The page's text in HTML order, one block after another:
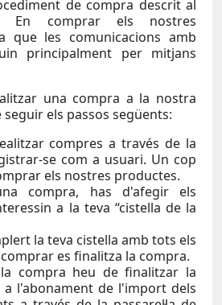
de compra descrit al
En comprar els nostres
que les comunicacions amb
principalment per mitjans
una compra a la nostra
els passos següents:
compres a través de la
se com a usuari. Un cop
els nostres productes.
compra, has d'afegir els
a la teva “cistella de la
la teva cistella amb tots els
es finalitza la compra.
compra heu de finalitzar la
l'abonament de l'import dels